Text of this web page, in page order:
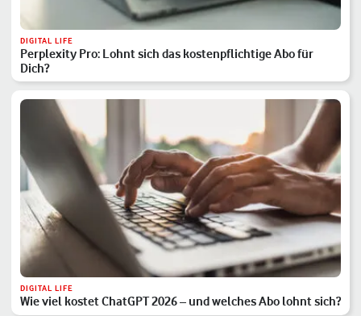
DIGITAL LIFE
Perplexity Pro: Lohnt sich das kostenpflichtige Abo für
Dich?
DIGITAL LIFE
Wie viel kostet ChatGPT 2026 – und welches Abo lohnt sich?